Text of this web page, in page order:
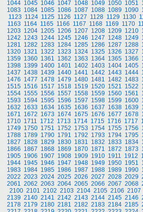
1044 1045 1046 1047 1048 1049 1050 1051
1083 1084 1085 1086 1087 1088 1089 1090
1123 1124 1125 1126 1127 1128 1129 1130
1163 1164 1165 1166 1167 1168 1169 1170
1203 1204 1205 1206 1207 1208 1209 1210
1242 1243 1244 1245 1246 1247 1248 1249
1281 1282 1283 1284 1285 1286 1287 1288
1320 1321 1322 1323 1324 1325 1326 1327
1359 1360 1361 1362 1363 1364 1365 1366
1398 1399 1400 1401 1402 1403 1404 1405
1437 1438 1439 1440 1441 1442 1443 1444
1476 1477 1478 1479 1480 1481 1482 1483
1515 1516 1517 1518 1519 1520 1521 1522
1554 1555 1556 1557 1558 1559 1560 1561
1593 1594 1595 1596 1597 1598 1599 1600
1632 1633 1634 1635 1636 1637 1638 1639
1671 1672 1673 1674 1675 1676 1677 1678
1710 1711 1712 1713 1714 1715 1716 1717
1749 1750 1751 1752 1753 1754 1755 1756
1788 1789 1790 1791 1792 1793 1794 1795
1827 1828 1829 1830 1831 1832 1833 1834
1866 1867 1868 1869 1870 1871 1872 1873
1905 1906 1907 1908 1909 1910 1911 1912
1944 1945 1946 1947 1948 1949 1950 1951
1983 1984 1985 1986 1987 1988 1989 1990
2022 2023 2024 2025 2026 2027 2028 2029
2061 2062 2063 2064 2065 2066 2067 2068
2100 2101 2102 2103 2104 2105 2106 2107
2139 2140 2141 2142 2143 2144 2145 2146
2178 2179 2180 2181 2182 2183 2184 2185